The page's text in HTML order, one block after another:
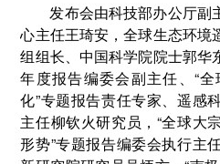
发布会由科技部办公厅副
心主任王琦安，全球生态环境
组组长、中国科学院院士郭华
年度报告编委会副主任、“
化”专题报告责任专家、遥感
主任柳钦火研究员，“全球大
形势”专题报告编委会执行主